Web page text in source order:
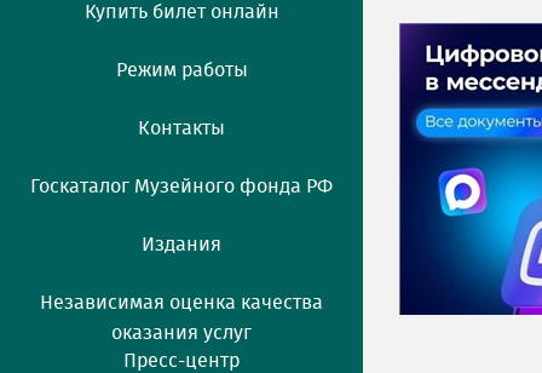
Купить билет онлайн
Режим работы
Контакты
Госкаталог Музейного фонда РФ
Издания
Независимая оценка качества
оказания услуг
Пресс-центр